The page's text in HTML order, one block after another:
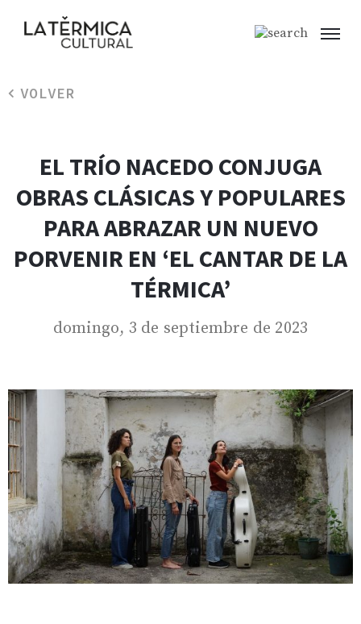
VOLVER
EL TRÍO NACEDO CONJUGA
OBRAS CLÁSICAS Y POPULARES
PARA ABRAZAR UN NUEVO
PORVENIR EN ‘EL CANTAR DE LA
TÉRMICA’
domingo, 3 de septiembre de 2023